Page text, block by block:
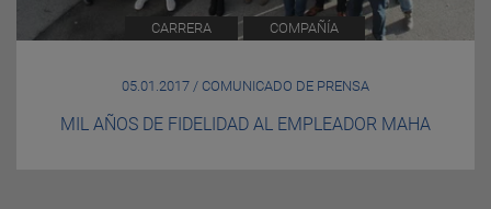
CARRERA COMPAÑÍA
05.01.2017 / COMUNICADO DE PRENSA
MIL AÑOS DE FIDELIDAD AL EMPLEADOR MAHA